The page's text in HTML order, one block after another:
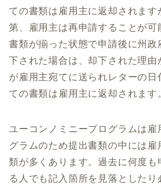
ての書類は雇用主に返却されます
第、雇用主は再申請することが可
書類が揃った状態で申請後に州政
下された場合は、却下された理由
が雇用主宛てに送られレターの日
ての書類は雇用主に返却されます
ユーコンノミニープログラムは雇
グラムのため提出書類の中には
類が多くあります。過去に何度も
る人でも記入箇所を見落とした